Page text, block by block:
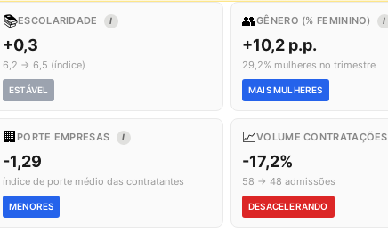
📚ESCOLARIDADE I
+0,3
6,2 → 6,5 (índice)
ESTÁVEL
👥GÊNERO (% FEMININO) I
+10,2 p.p.
29,2% mulheres no trimestre
MAIS MULHERES
🏢 PORTE EMPRESAS I
-1,29
índice de porte médio das contratantes
MENORES
📈VOLUME CONTRATAÇÕES
-17,2%
58 → 48 admissões
DESACELERANDO